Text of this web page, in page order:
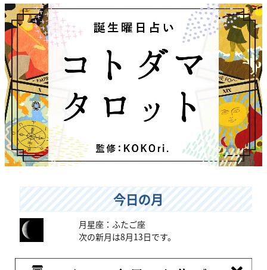
今日の月
月星座：ふたご座
次の新月は8月13日です。